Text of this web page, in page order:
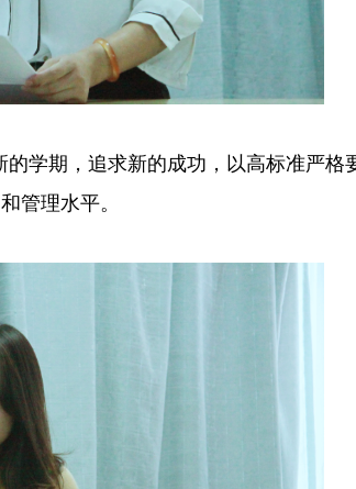
学期，追求新的成功，以高标准严格
管理水平。